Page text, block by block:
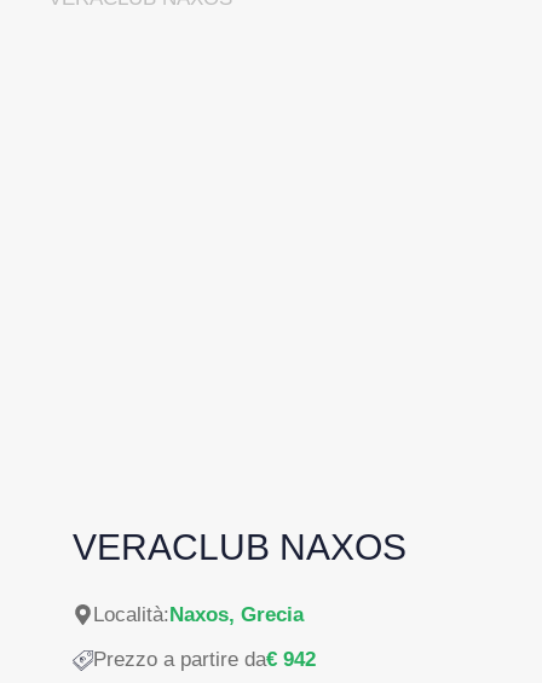
VERACLUB NAXOS
Località:Naxos, Grecia
Prezzo a partire da€ 942